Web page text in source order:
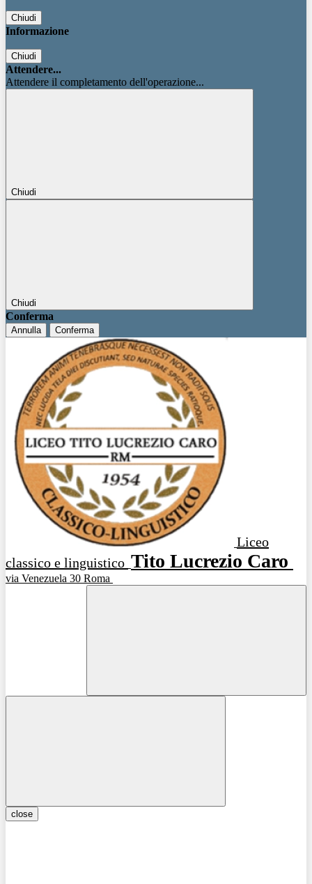
Chiudi
Informazione
Chiudi
Attendere...
Attendere il completamento dell'operazione...
Chiudi
Chiudi
Conferma
Annulla Conferma
Liceo
classico e linguistico Tito Lucrezio Caro
via Venezuela 30 Roma
close